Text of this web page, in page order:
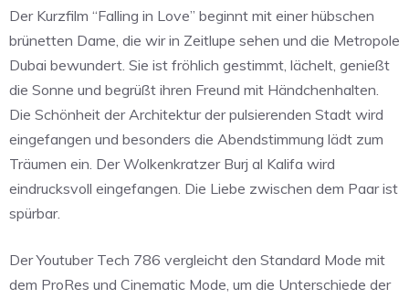
Der Kurzfilm “Falling in Love” beginnt mit einer hübschen
brünetten Dame, die wir in Zeitlupe sehen und die Metropole
Dubai bewundert. Sie ist fröhlich gestimmt, lächelt, genießt
die Sonne und begrüßt ihren Freund mit Händchenhalten.
Die Schönheit der Architektur der pulsierenden Stadt wird
eingefangen und besonders die Abendstimmung lädt zum
Träumen ein. Der Wolkenkratzer Burj al Kalifa wird
eindrucksvoll eingefangen. Die Liebe zwischen dem Paar ist
spürbar.
Der Youtuber Tech 786 vergleicht den Standard Mode mit
dem ProRes und Cinematic Mode, um die Unterschiede der